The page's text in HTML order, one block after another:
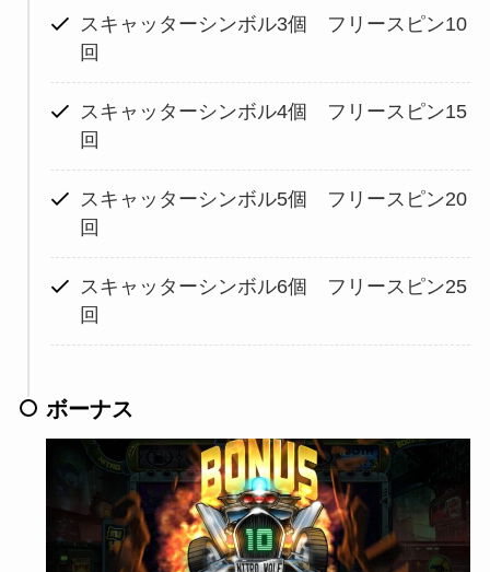
スキャッターシンボル3個 フリースピン10
回
スキャッターシンボル4個 フリースピン15
回
スキャッターシンボル5個 フリースピン20
回
スキャッターシンボル6個 フリースピン25
回
ボーナス